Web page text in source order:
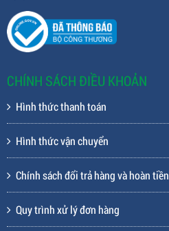
CHÍNH SÁCH ĐIỀU KHOẢN
Hình thức thanh toán
Hình thức vận chuyển
Chính sách đổi trả hàng và hoàn tiền
Quy trình xử lý đơn hàng